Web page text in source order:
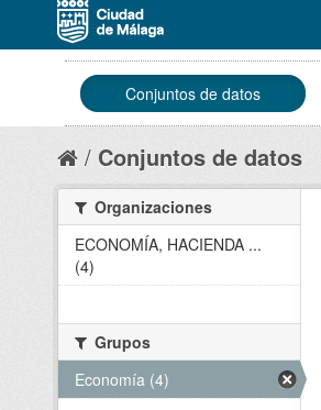
Conjuntos de datos
Conjuntos de datos
Organizaciones
ECONOMÍA, HACIENDA ...
(4)
Grupos
Economía (4)